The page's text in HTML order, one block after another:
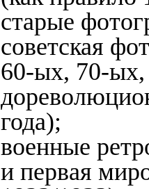
старые
советская
60-ых, 70-ых,
года);
военные
и первая